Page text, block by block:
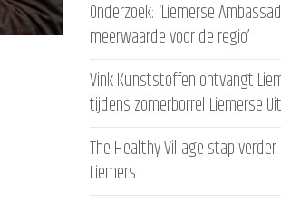
Onderzoek: ‘Liemerse
meerwaarde voor de regio’
Vink Kunststoffen ontvangt
tijdens zomerborrel Liemerse
The Healthy Village stap verder
Liemers